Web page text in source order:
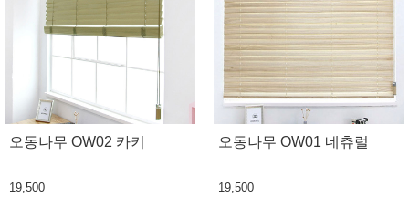
오동나무 OW02 카키
19,500
오동나무 OW01 네츄럴
19,500